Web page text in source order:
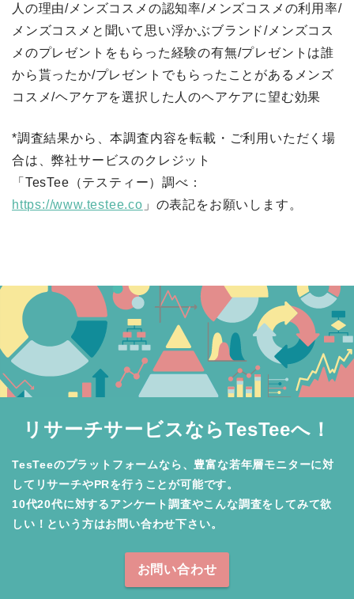
人の理由/メンズコスメの認知率/メンズコスメの利用率/
メンズコスメと聞いて思い浮かぶブランド/メンズコス
メのプレゼントをもらった経験の有無/プレゼントは誰
から貰ったか/プレゼントでもらったことがあるメンズ
コスメ/ヘアケアを選択した人のヘアケアに望む効果
*調査結果から、本調査内容を転載・ご利用いただく場
合は、弊社サービスのクレジット
「TesTee（テスティー）調べ：
https://www.testee.co 」の表記をお願いします。
リサーチサービスならTesTeeへ！
TesTeeのプラットフォームなら、豊富な若年層モニターに対
してリサーチやPRを行うことが可能です。
10代20代に対するアンケート調査やこんな調査をしてみて欲
しい！という方はお問い合わせ下さい。
お問い合わせ